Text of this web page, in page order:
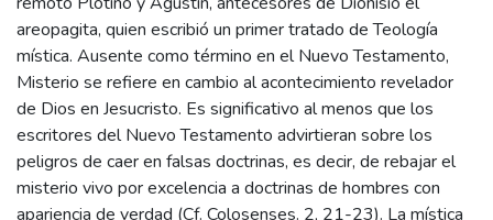
areopagita, quien escribió un primer tratado de Teología
mística. Ausente como término en el Nuevo Testamento,
Misterio se refiere en cambio al acontecimiento revelador
de Dios en Jesucristo. Es significativo al menos que los
escritores del Nuevo Testamento advirtieran sobre los
peligros de caer en falsas doctrinas, es decir, de rebajar el
misterio vivo por excelencia a doctrinas de hombres con
apariencia de verdad (Cf. Colosenses. 2, 21-23). La mística